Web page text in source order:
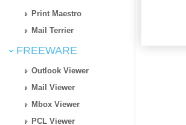
Print Maestro
Mail Terrier
FREEWARE
Outlook Viewer
Mail Viewer
Mbox Viewer
PCL Viewer